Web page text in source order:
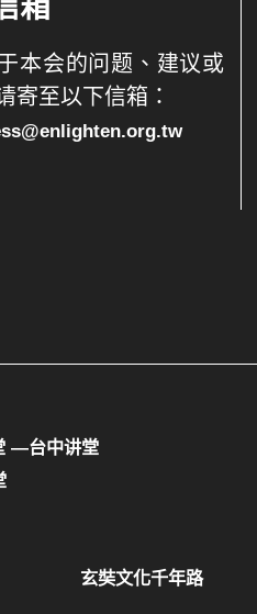
箱
本会的问题、建议或
寄至以下信箱：
—台中讲堂
玄奘文化千年路